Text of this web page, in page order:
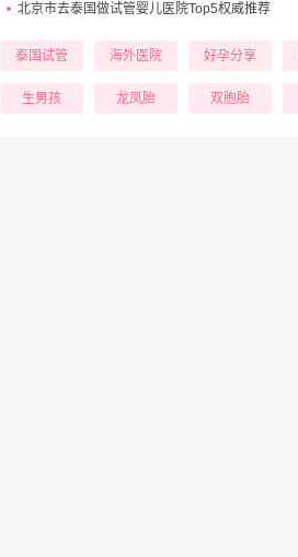
北京市去泰国做试管婴儿医院Top5权威推荐
泰国试管 海外医院 好孕分享
生男孩 龙凤胎 双胞胎